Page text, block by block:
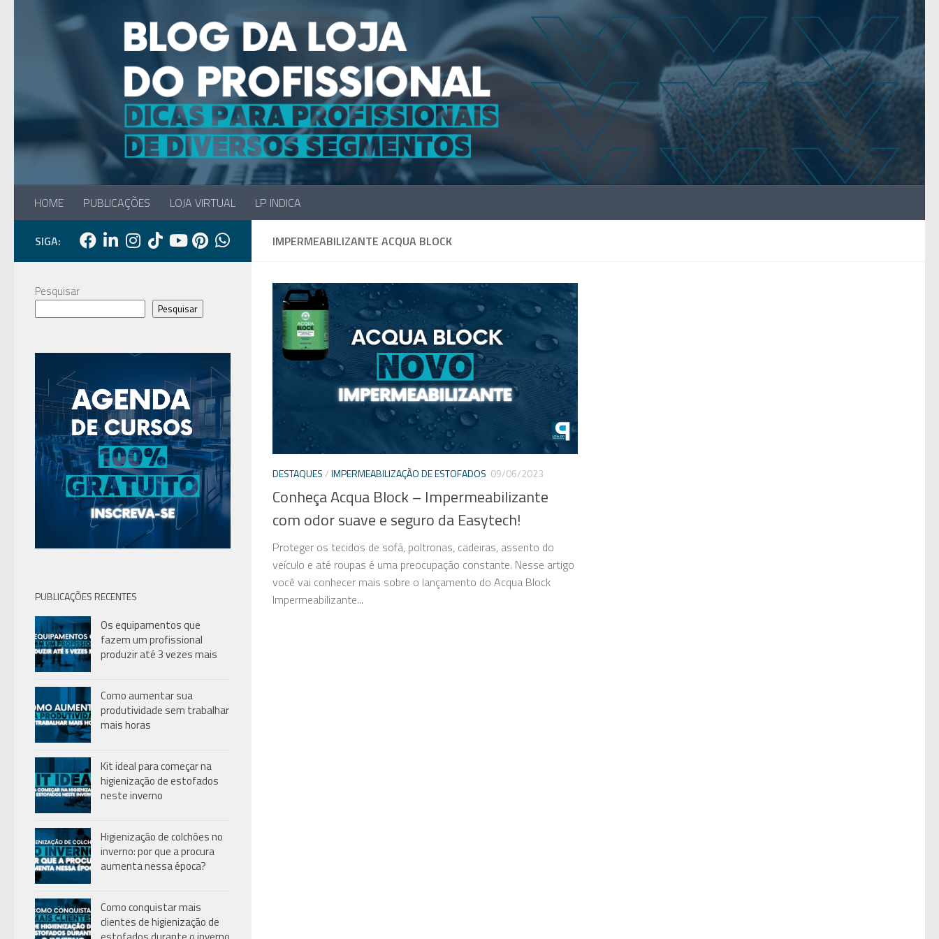
Skip to content
HOME PUBLICAÇÕES LOJA VIRTUAL LP INDICA
IMPERMEABILIZANTE ACQUA BLOCK
DESTAQUES/IMPERMEABILIZAÇÃO DE ESTOFADOS 09/06/2023
Conheça Acqua Block – Impermeabilizante
com odor suave e seguro da Easytech!
Proteger os tecidos de sofá, poltronas, cadeiras, assento do
veículo e até roupas é uma preocupação constante. Nesse artigo
você vai conhecer mais sobre o lançamento do Acqua Block
Impermeabilizante...
SIGA:
Pesquisar
Pesquisar
PUBLICAÇÕES RECENTES
Os equipamentos que
fazem um profissional
produzir até 3 vezes mais
Como aumentar sua
produtividade sem trabalhar
mais horas
Kit ideal para começar na
higienização de estofados
neste inverno
Higienização de colchões no
inverno: por que a procura
aumenta nessa época?
Como conquistar mais
clientes de higienização de